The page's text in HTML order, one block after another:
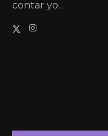
contar yo.